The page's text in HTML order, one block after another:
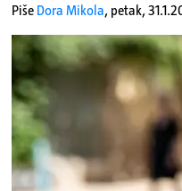
Piše Dora Mikola, petak,